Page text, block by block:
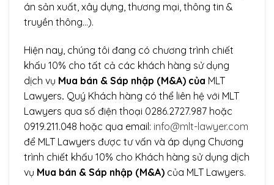
án sản xuất, xây dựng, thương mại, thông tin &
truyền thông…).
Hiện nay, chúng tôi đang có chương trình chiết
khấu 10% cho tất cả các khách hàng sử dụng
dịch vụ Mua bán & Sáp nhập (M&A) của MLT
Lawyers. Quý Khách hàng có thể liên hệ với MLT
Lawyers qua số điện thoại 0286.2727.987 hoặc
0919.211.048 hoặc qua email: info@mlt-lawyer.com
để MLT Lawyers được tư vấn và áp dụng Chương
trình chiết khấu 10% cho Khách hàng sử dụng dịch
vụ Mua bán & Sáp nhập (M&A) của MLT Lawyers.